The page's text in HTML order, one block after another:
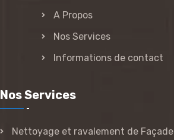
A Propos
Nos Services
Informations de contact
Nos Services
Nettoyage et ravalement de Façade